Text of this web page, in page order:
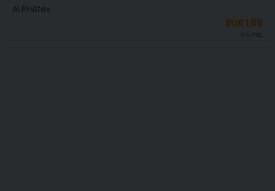
ALPHAtex
EUR1,88
IVA incl.